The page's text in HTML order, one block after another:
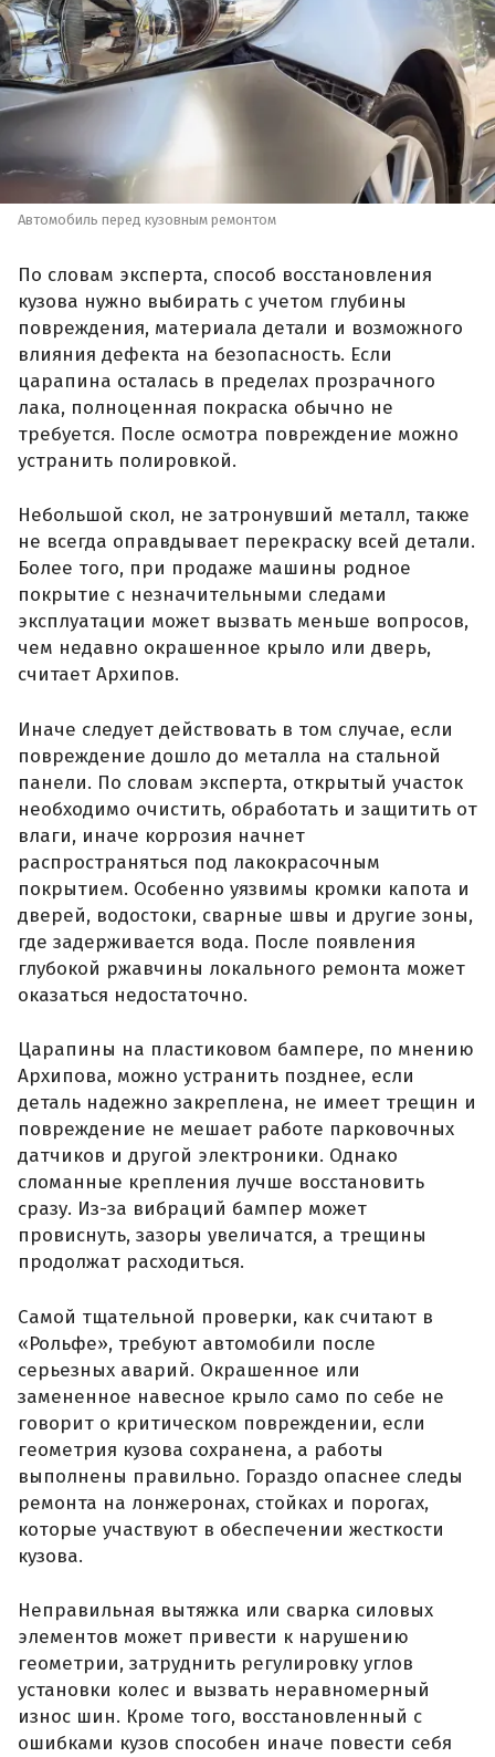
Автомобиль перед кузовным ремонтом
По словам эксперта, способ восстановления
кузова нужно выбирать с учетом глубины
повреждения, материала детали и возможного
влияния дефекта на безопасность. Если
царапина осталась в пределах прозрачного
лака, полноценная покраска обычно не
требуется. После осмотра повреждение можно
устранить полировкой.
Небольшой скол, не затронувший металл, также
не всегда оправдывает перекраску всей детали.
Более того, при продаже машины родное
покрытие с незначительными следами
эксплуатации может вызвать меньше вопросов,
чем недавно окрашенное крыло или дверь,
считает Архипов.
Иначе следует действовать в том случае, если
повреждение дошло до металла на стальной
панели. По словам эксперта, открытый участок
необходимо очистить, обработать и защитить от
влаги, иначе коррозия начнет
распространяться под лакокрасочным
покрытием. Особенно уязвимы кромки капота и
дверей, водостоки, сварные швы и другие зоны,
где задерживается вода. После появления
глубокой ржавчины локального ремонта может
оказаться недостаточно.
Царапины на пластиковом бампере, по мнению
Архипова, можно устранить позднее, если
деталь надежно закреплена, не имеет трещин и
повреждение не мешает работе парковочных
датчиков и другой электроники. Однако
сломанные крепления лучше восстановить
сразу. Из-за вибраций бампер может
провиснуть, зазоры увеличатся, а трещины
продолжат расходиться.
Самой тщательной проверки, как считают в
«Рольфе», требуют автомобили после
серьезных аварий. Окрашенное или
замененное навесное крыло само по себе не
говорит о критическом повреждении, если
геометрия кузова сохранена, а работы
выполнены правильно. Гораздо опаснее следы
ремонта на лонжеронах, стойках и порогах,
которые участвуют в обеспечении жесткости
кузова.
Неправильная вытяжка или сварка силовых
элементов может привести к нарушению
геометрии, затруднить регулировку углов
установки колес и вызвать неравномерный
износ шин. Кроме того, восстановленный с
ошибками кузов способен иначе повести себя